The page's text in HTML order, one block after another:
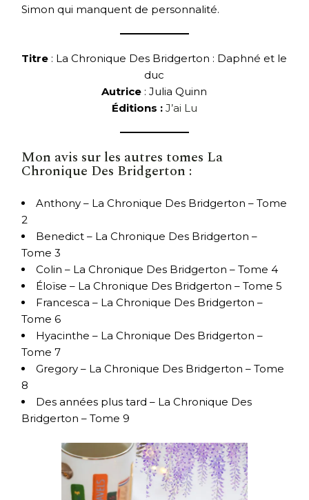
Simon qui manquent de personnalité.
Titre : La Chronique Des Bridgerton : Daphné et le
duc
Autrice : Julia Quinn
Éditions : J’ai Lu
Mon avis sur les autres tomes La
Chronique Des Bridgerton :
Anthony – La Chronique Des Bridgerton – Tome
2
Benedict – La Chronique Des Bridgerton –
Tome 3
Colin – La Chronique Des Bridgerton – Tome 4
Éloïse – La Chronique Des Bridgerton – Tome 5
Francesca – La Chronique Des Bridgerton –
Tome 6
Hyacinthe – La Chronique Des Bridgerton –
Tome 7
Gregory – La Chronique Des Bridgerton – Tome
8
Des années plus tard – La Chronique Des
Bridgerton – Tome 9